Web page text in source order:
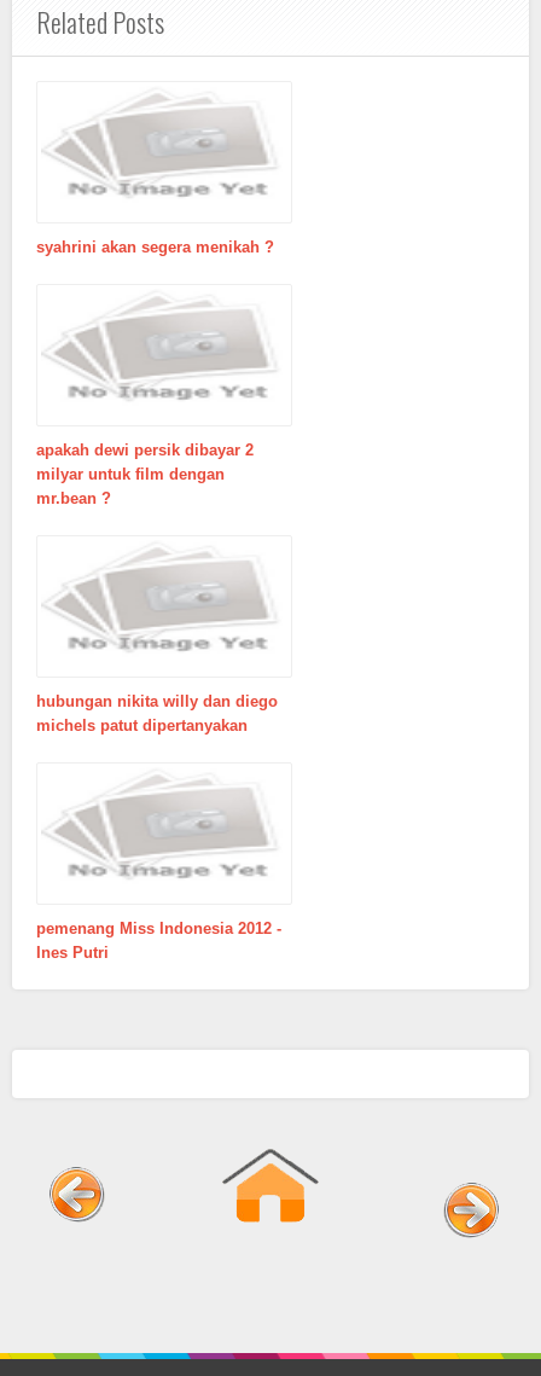
Related Posts
syahrini akan segera menikah ?
apakah dewi persik dibayar 2
milyar untuk film dengan
mr.bean ?
hubungan nikita willy dan diego
michels patut dipertanyakan
pemenang Miss Indonesia 2012 -
Ines Putri